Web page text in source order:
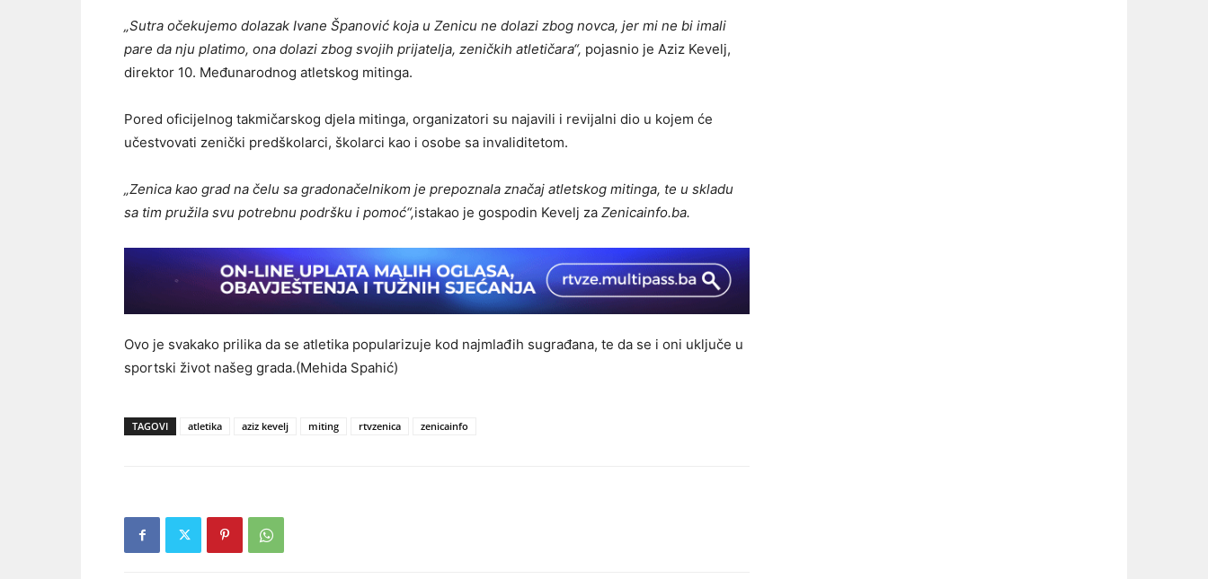
„Sutra očekujemo dolazak Ivane Španović koja u Zenicu ne dolazi zbog novca, jer mi ne bi imali
pare da nju platimo, ona dolazi zbog svojih prijatelja, zeničkih atletičara“, pojasnio je Aziz Kevelj,
direktor 10. Međunarodnog atletskog mitinga.
Pored oficijelnog takmičarskog djela mitinga, organizatori su najavili i revijalni dio u kojem će
učestvovati zenički predškolarci, školarci kao i osobe sa invaliditetom.
„Zenica kao grad na čelu sa gradonačelnikom je prepoznala značaj atletskog mitinga, te u skladu
sa tim pružila svu potrebnu podršku i pomoć“,istakao je gospodin Kevelj za Zenicainfo.ba.
Ovo je svakako prilika da se atletika popularizuje kod najmlađih sugrađana, te da se i oni uključe u
sportski život našeg grada.(Mehida Spahić)
TAGOVI atletika aziz kevelj miting rtvzenica zenicainfo